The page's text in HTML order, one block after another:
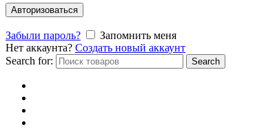
Авторизоваться
Забыли пароль?
Запомнить меня
Нет аккаунта? Создать новый аккаунт
Search for:
Search